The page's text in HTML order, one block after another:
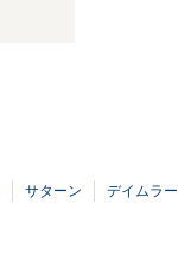
サターン デイムラー